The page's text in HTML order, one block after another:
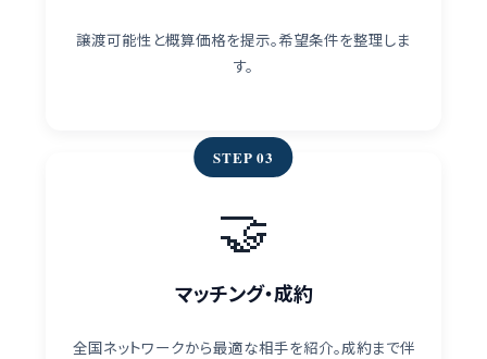
譲渡可能性と概算価格を提示。希望条件を整理しま
す。
STEP 03
🤝
マッチング・成約
全国ネットワークから最適な相手を紹介。成約まで伴